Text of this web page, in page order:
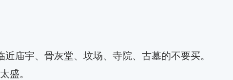
近庙宇、骨灰堂、坟场、寺院、古墓的不要买。
盛。